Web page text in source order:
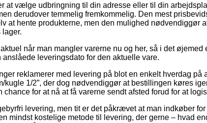
at vælge udbringning til din adresse eller til din
derudover temmelig fremkommelig. Den mest
at hente produkterne, men den mulighed nødvendiggør
når man mangler varerne nu og her, så i det øjemed
leveringsdato for den aktuelle vare.
reklamerer med levering på blot en enkelt hverdag på
kugle 1/2”, der dog nødvendiggør at bestillingen køres
for at nå at få varerne sendt afsted forud for at
levering, men tit er det påkrævet at man indkøber
mindst kostelige metode til levering, der gerne – hvad